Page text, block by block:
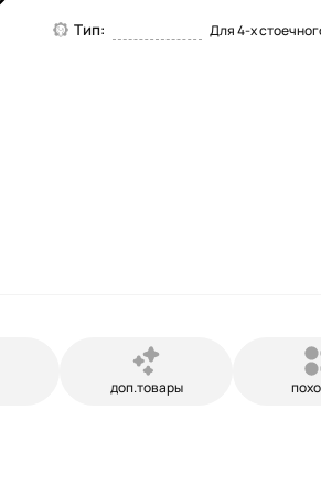
Тип: Для 4-х
доп.товары